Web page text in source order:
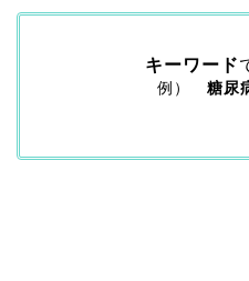
キーワード
例） 糖尿